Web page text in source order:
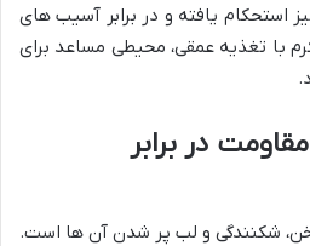
استحکام یافته و در برابر آسیب های
با تغذیه عمقی، محیطی مساعد برای
در برابر
شکنندگی و لب پر شدن آن ها است.